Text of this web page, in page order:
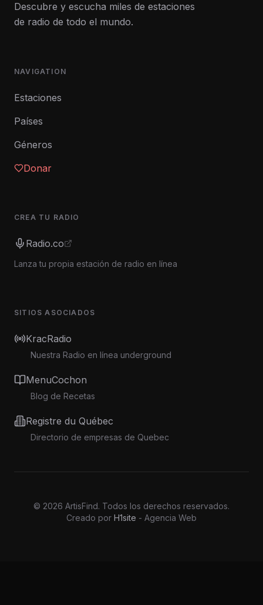
Descubre y escucha miles de estaciones
de radio de todo el mundo.
NAVIGATION
Estaciones
Países
Géneros
Donar
CREA TU RADIO
Radio.co
Lanza tu propia estación de radio en línea
SITIOS ASOCIADOS
KracRadio
Nuestra Radio en línea underground
MenuCochon
Blog de Recetas
Registre du Québec
Directorio de empresas de Quebec
© 2026 ArtisFind. Todos los derechos reservados.
Creado por H1site - Agencia Web